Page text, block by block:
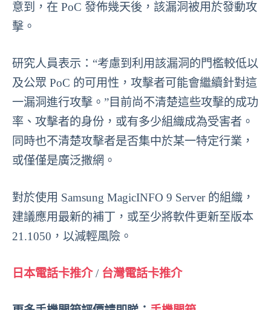
意到，在 PoC 發佈幾天後，該漏洞被用於發動攻
擊。
研究人員表示：“考慮到利用該漏洞的門檻較低以
及公眾 PoC 的可用性，攻擊者可能會繼續針對這
一漏洞進行攻擊。”目前尚不清楚這些攻擊的成功
率、攻擊者的身份，或有多少組織成為受害者。
同時也不清楚攻擊者是否集中於某一特定行業，
或僅僅是廣泛撒網。
對於使用 Samsung MagicINFO 9 Server 的組織，
建議應用最新的補丁，或至少將軟件更新至版本
21.1050，以減輕風險。
日本電話卡推介/ 台灣電話卡推介